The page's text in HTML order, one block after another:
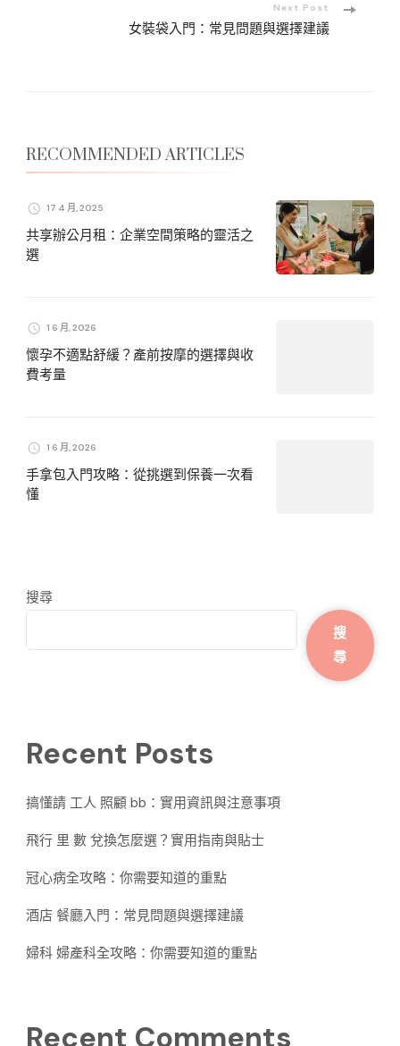
Next Post
女裝袋入門：常見問題與選擇建議
RECOMMENDED ARTICLES
17 4 月, 2025
共享辦公月租：企業空間策略的靈活之
選
1 6 月, 2026
懷孕不適點舒緩？產前按摩的選擇與收
費考量
1 6 月, 2026
手拿包入門攻略：從挑選到保養一次看
懂
搜尋
搜
尋
Recent Posts
搞懂請 工人 照顧 bb：實用資訊與注意事項
飛行 里 數 兌換怎麼選？實用指南與貼士
冠心病全攻略：你需要知道的重點
酒店 餐廳入門：常見問題與選擇建議
婦科 婦產科全攻略：你需要知道的重點
Recent Comments